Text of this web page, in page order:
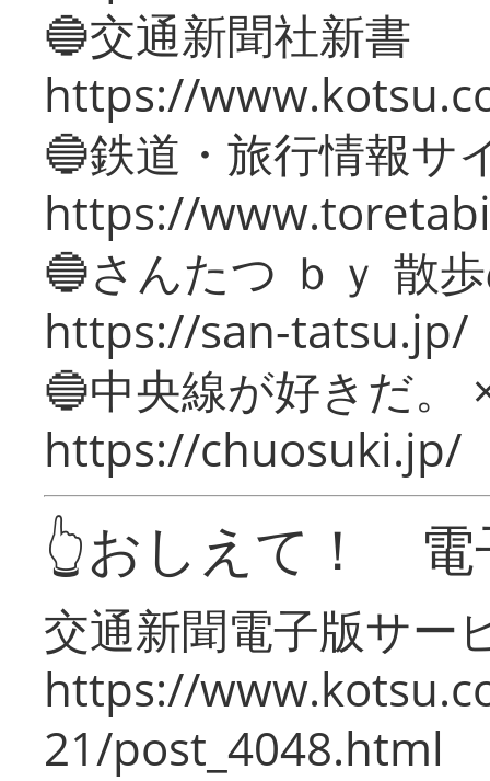
🔵交通新聞社新書
https://
🔵鉄道・旅行情報サ
https://
🔵さんたつ ｂｙ 散
https://san-tatsu.jp/
🔵中央線が好きだ。
https://chuosuki.jp/
👆おしえて！ 電
交通新聞電子版サー
https://
21/post_4048.html